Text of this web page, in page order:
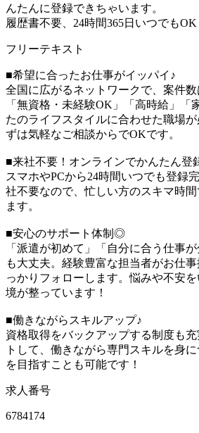
んたんに登録できちゃいます。
履歴書不要、24時間365日いつでもOK
フリーテキスト
■希望に合ったお仕事がイッパイ♪
全国に広がるネットワークで、案件数
「無資格・未経験OK」「高時給」「
たのライフスタイルに合わせた職場
ずは気軽なご相談からでOKです。
■来社不要！オンラインでかんたん登
スマホやPCから24時間いつでも登録
社不要なので、忙しい方のスキマ時
ます。
■安心のサポート体制◎
「派遣が初めて」「自分に合う仕事
も大丈夫。経験豊富な担当者がお仕
っかりフォローします。悩みや不安
境が整っています！
■働きながらスキルアップ♪
資格取得をバックアップする制度も
トして、働きながら専門スキルを身
を目指すことも可能です！
求人番号
6784174